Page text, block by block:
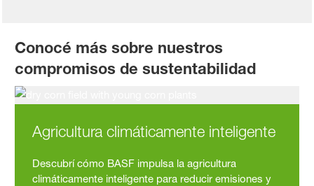
Conocé más sobre nuestros
compromisos de sustentabilidad
Agricultura climáticamente inteligente
Descubrí cómo BASF impulsa la agricultura
climáticamente inteligente para reducir emisiones y